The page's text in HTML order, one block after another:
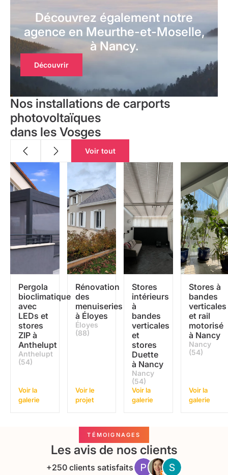
Découvrez également notre
agence en Meurthe-et-Moselle,
à Nancy.
Découvrir
Nos installations de carports
photovoltaïques
dans les Vosges
Voir tout
Pergola
bioclimatique
avec
LEDs et
stores
ZIP à
Anthelupt
Anthelupt
(54)
Voir la
galerie
Rénovation
des
menuiseries
à Éloyes
Éloyes
(88)
Voir le
projet
Stores
intérieurs
à
bandes
verticales
et
stores
Duette
à Nancy
Nancy
(54)
Voir la
galerie
Stores à
bandes
verticales
et rail
motorisé
à Nancy
Nancy
(54)
Voir la
galerie
TÉMOIGNAGES
Les avis de nos clients
+250 clients satisfaits